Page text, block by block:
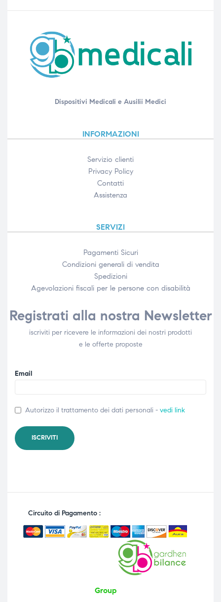
Dispositivi Medicali e Ausilii Medici
INFORMAZIONI
Servizio clienti
Privacy Policy
Contatti
Assistenza
SERVIZI
Pagamenti Sicuri
Condizioni generali di vendita
Spedizioni
Agevolazioni fiscali per le persone con disabilità​
Registrati alla nostra Newsletter
iscriviti per ricevere le informazioni dei nostri prodotti
e le offerte proposte
Email
Autorizzo il trattamento dei dati personali - vedi link
Circuito di Pagamento :
Group